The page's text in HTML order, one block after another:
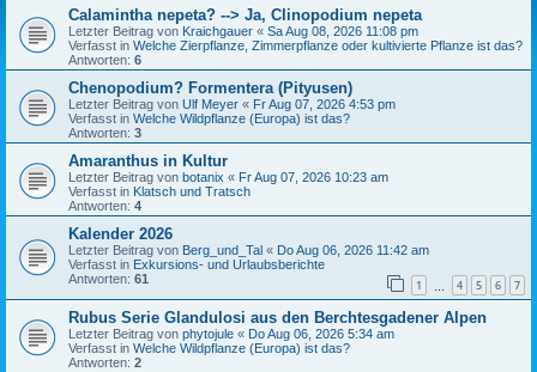
Calamintha nepeta? --> Ja, Clinopodium nepeta
Letzter Beitrag von Kraichgauer « Sa Aug 08, 2026 11:08 pm
Verfasst in Welche Zierpflanze, Zimmerpflanze oder kultivierte Pflanze ist das?
Antworten: 6
Chenopodium? Formentera (Pityusen)
Letzter Beitrag von Ulf Meyer « Fr Aug 07, 2026 4:53 pm
Verfasst in Welche Wildpflanze (Europa) ist das?
Antworten: 3
Amaranthus in Kultur
Letzter Beitrag von botanix « Fr Aug 07, 2026 10:23 am
Verfasst in Klatsch und Tratsch
Antworten: 4
Kalender 2026
Letzter Beitrag von Berg_und_Tal « Do Aug 06, 2026 11:42 am
Verfasst in Exkursions- und Urlaubsberichte
Antworten: 61 1 4 5 6 7
Rubus Serie Glandulosi aus den Berchtesgadener Alpen
Letzter Beitrag von phytojule « Do Aug 06, 2026 5:34 am
Verfasst in Welche Wildpflanze (Europa) ist das?
Antworten: 2